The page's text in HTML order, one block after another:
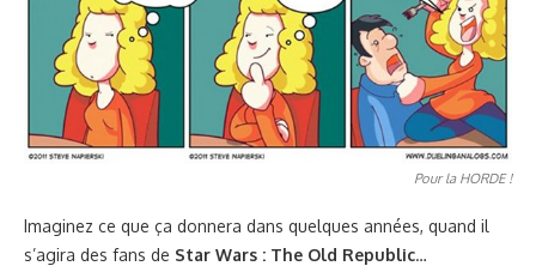
Pour la HORDE !
Imaginez ce que ça donnera dans quelques années, quand il
s’agira des fans de Star Wars : The Old Republic…